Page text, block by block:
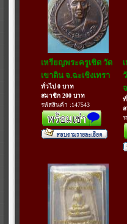
เหรียญพระครูเชิด วัด
เขาดิน จ.ฉะเชิงเทรา
ทั่วไป 0 บาท
สมาชิก 200 บาท
รหัสสินค้า :147543